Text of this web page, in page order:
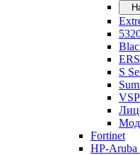
S
Fortinet
HP-Aruba